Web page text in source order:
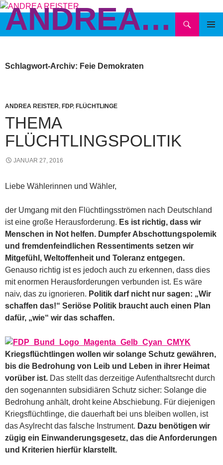
Zum
Inhalt
springen
ANDREA REISTER
Suchen
Schlagwort-Archiv: Feie Demokraten
ANDREA REISTER, FDP, FLÜCHTLINGE
THEMA
FLÜCHTLINGSPOLITIK
JANUAR 27, 2016
Liebe Wählerinnen und Wähler,
der Umgang mit den Flüchtlingsströmen nach Deutschland
ist eine große Herausforderung. Es ist richtig, dass wir
Menschen in Not helfen. Dumpfer Abschottungspolemik
und fremdenfeindlichen Ressentiments setzen wir
Mitgefühl, Weltoffenheit und Toleranz entgegen.
Genauso richtig ist es jedoch auch zu erkennen, dass dies
mit enormen Herausforderungen verbunden ist. Es wäre
naiv, das zu ignorieren. Politik darf nicht nur sagen: „Wir
schaffen das!“ Seriöse Politik braucht auch einen Plan
dafür, „wie“ wir das schaffen.
Kriegsflüchtlingen wollen wir solange Schutz gewähren,
bis die Bedrohung von Leib und Leben in ihrer Heimat
vorüber ist. Das stellt das derzeitige Aufenthaltsrecht durch
den sogenannten subsidiären Schutz sicher: Solange die
Bedrohung anhält, droht keine Abschiebung. Für diejenigen
Kriegsflüchtlinge, die dauerhaft bei uns bleiben wollen, ist
das Asylrecht das falsche Instrument. Dazu benötigen wir
zügig ein Einwanderungsgesetz, das die Anforderungen
und Kriterien hierfür klarstellt.